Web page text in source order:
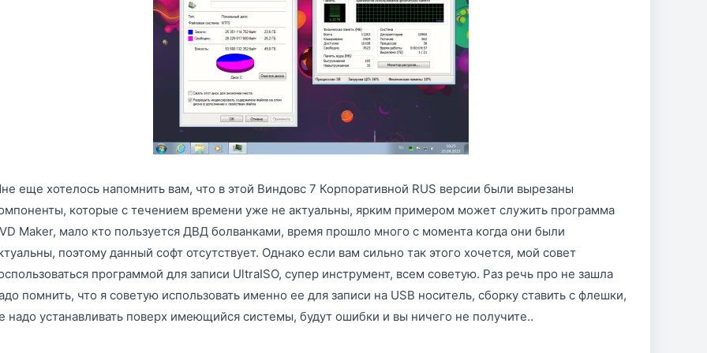
еще хотелось напомнить вам, что в этой Виндовс 7 Корпоративной RUS версии были вырезаны
которые с течением времени уже не актуальны, ярким примером может служить программа
Maker, мало кто пользуется ДВД болванками, время прошло много с момента когда они были
поэтому данный софт отсутствует. Однако если вам сильно так этого хочется, мой совет
программой для записи UltraISO, супер инструмент, всем советую. Раз речь про не зашла
помнить, что я советую использовать именно ее для записи на USB носитель, сборку ставить с флешки,
надо устанавливать поверх имеющийся системы, будут ошибки и вы ничего не получите..